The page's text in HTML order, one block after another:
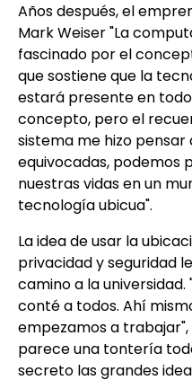
Años después, el
Mark Weiser "La
fascinado por el
que sostiene que la
estará presente en
concepto, pero el
sistema me hizo pensar
equivocadas, podemos
nuestras vidas en un
tecnología ubicua".
La idea de usar la
privacidad y seguridad
camino a la universidad.
conté a todos. Ahí
empezamos a
parece una tontería
secreto las grandes